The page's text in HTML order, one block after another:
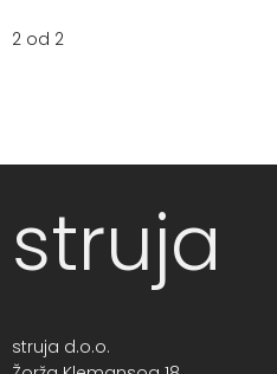
2 od 2
struja
struja d.o.o.